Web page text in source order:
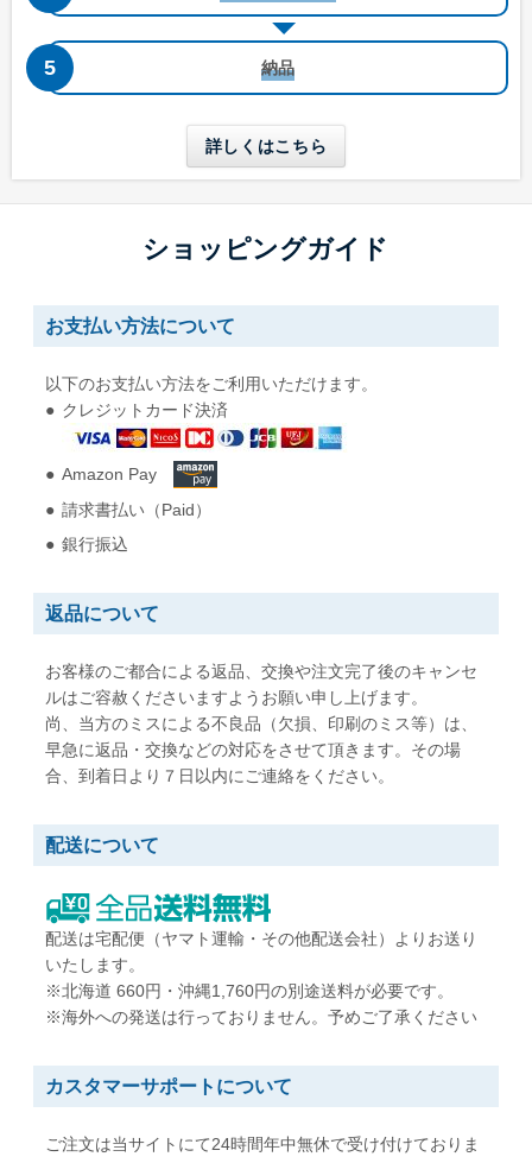
W105 x H235 mm
A4三つ折りが入る
W95 x H217 mm
A4四つ折りが入る
A4三つ折りが入る A4三つ折りが入る
W92 x H235 mm
長形40号
W90 x H225 mm
W287 x H382 mm
B4用紙が折らずに入る
W270 x H382 mm
角形2号
W240 x H332 mm
A4用紙が折らずに入る
角形3号
W216 x H277 mm W197 x H267 mm
角形5号
W190 x H240 mm
A5用紙が折らずに入る
角形6号
W162 x H229 mm
A5用紙が折らずに入る
角形7号
B6用紙が折らずに入る
納品
詳しくはこちら
ショッピングガイド
お支払い方法について
以下のお支払い方法をご利用いただけます。
クレジットカード決済
Amazon Pay
請求書払い（Paid）
銀行振込
返品について
お客様のご都合による返品、交換や注文完了後のキャンセ
ルはご容赦くださいますようお願い申し上げます。
尚、当方のミスによる不良品（欠損、印刷のミス等）は、
早急に返品・交換などの対応をさせて頂きます。その場
合、到着日より７日以内にご連絡をください。
配送について
配送は宅配便（ヤマト運輸・その他配送会社）よりお送り
いたします。
※北海道 660円・沖縄1,760円の別途送料が必要です。
※海外への発送は行っておりません。予めご了承ください
カスタマーサポートについて
ご注文は当サイトにて24時間年中無休で受け付けておりま